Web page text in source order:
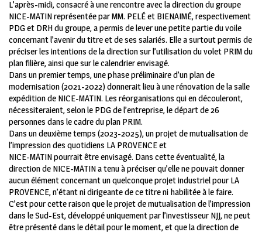
L’après-midi, consacré à une rencontre avec la direction du groupe
NICE-MATIN représentée par MM. PELÉ et BIENAIMÉ, respectivement
PDG et DRH du groupe, a permis de lever une petite partie du voile
concernant l’avenir du titre et de ses salariés. Elle a surtout permis de
préciser les intentions de la direction sur l’utilisation du volet PRIM du
plan filière, ainsi que sur le calendrier envisagé.
Dans un premier temps, une phase préliminaire d’un plan de
modernisation (2021-2022) donnerait lieu à une rénovation de la salle
expédition de NICE-MATIN. Les réorganisations qui en découleront,
nécessiteraient, selon le PDG de l’entreprise, le départ de 26
personnes dans le cadre du plan PRIM.
Dans un deuxième temps (2023-2025), un projet de mutualisation de
l’impression des quotidiens LA PROVENCE et
NICE-MATIN pourrait être envisagé. Dans cette éventualité, la
direction de NICE-MATIN a tenu à préciser qu’elle ne pouvait donner
aucun élément concernant un quelconque projet industriel pour LA
PROVENCE, n’étant ni dirigeante de ce titre ni habilitée à le faire.
C’est pour cette raison que le projet de mutualisation de l’impression
dans le Sud-Est, développé uniquement par l’investisseur NJJ, ne peut
être présenté dans le détail pour le moment, et que la direction de